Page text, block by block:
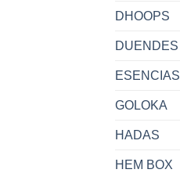
DHOOPS
DUENDES
ESENCIAS
GOLOKA
HADAS
HEM BOX